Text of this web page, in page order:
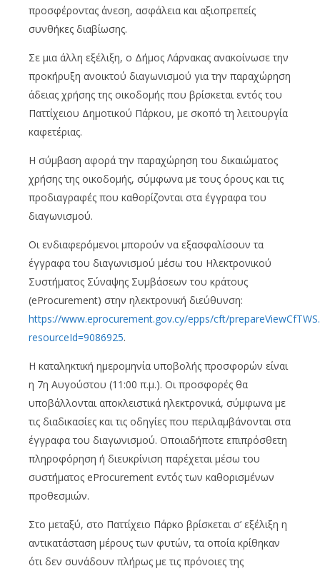
προσφέροντας άνεση, ασφάλεια και αξιοπρεπείς
συνθήκες διαβίωσης.
Σε μια άλλη εξέλιξη, ο Δήμος Λάρνακας ανακοίνωσε την
προκήρυξη ανοικτού διαγωνισμού για την παραχώρηση
άδειας χρήσης της οικοδομής που βρίσκεται εντός του
Παττίχειου Δημοτικού Πάρκου, με σκοπό τη λειτουργία
καφετέριας.
Η σύμβαση αφορά την παραχώρηση του δικαιώματος
χρήσης της οικοδομής, σύμφωνα με τους όρους και τις
προδιαγραφές που καθορίζονται στα έγγραφα του
διαγωνισμού.
Οι ενδιαφερόμενοι μπορούν να εξασφαλίσουν τα
έγγραφα του διαγωνισμού μέσω του Ηλεκτρονικού
Συστήματος Σύναψης Συμβάσεων του κράτους
(eProcurement) στην ηλεκτρονική διεύθυνση:
https://www.eprocurement.gov.cy/epps/cft/
resourceId=9086925.
Η καταληκτική ημερομηνία υποβολής προσφορών είναι
η 7η Αυγούστου (11:00 π.μ.). Οι προσφορές θα
υποβάλλονται αποκλειστικά ηλεκτρονικά, σύμφωνα με
τις διαδικασίες και τις οδηγίες που περιλαμβάνονται στα
έγγραφα του διαγωνισμού. Οποιαδήποτε επιπρόσθετη
πληροφόρηση ή διευκρίνιση παρέχεται μέσω του
συστήματος eProcurement εντός των καθορισμένων
προθεσμιών.
Στο μεταξύ, στο Παττίχειο Πάρκο βρίσκεται σ’ εξέλιξη η
αντικατάσταση μέρους των φυτών, τα οποία κρίθηκαν
ότι δεν συνάδουν πλήρως με τις πρόνοιες της